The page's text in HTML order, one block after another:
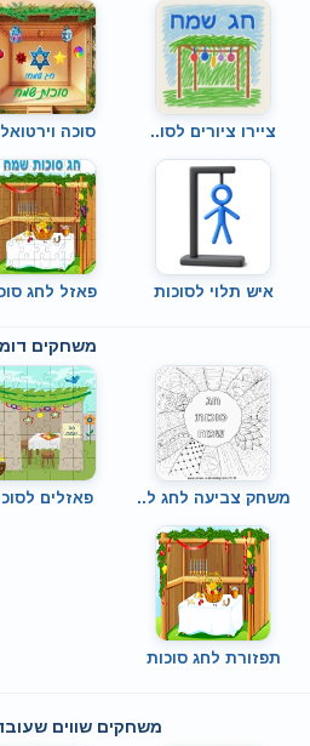
ציירו ציורים לסו.. סוכה
איש תלוי לסוכות פאזל לחג
משחקים
משחק צביעה לחג ל.. פאזלים
תפזורת לחג סוכות
משחקים שווים